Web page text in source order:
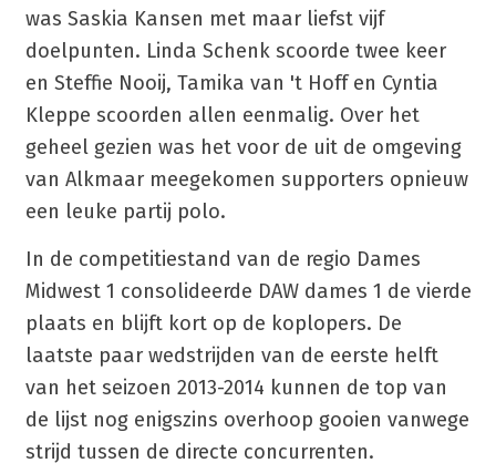
was Saskia Kansen met maar liefst vijf
doelpunten. Linda Schenk scoorde twee keer
en Steffie Nooij, Tamika van 't Hoff en Cyntia
Kleppe scoorden allen eenmalig. Over het
geheel gezien was het voor de uit de omgeving
van Alkmaar meegekomen supporters opnieuw
een leuke partij polo.
In de competitiestand van de regio Dames
Midwest 1 consolideerde DAW dames 1 de vierde
plaats en blijft kort op de koplopers. De
laatste paar wedstrijden van de eerste helft
van het seizoen 2013-2014 kunnen de top van
de lijst nog enigszins overhoop gooien vanwege
strijd tussen de directe concurrenten.